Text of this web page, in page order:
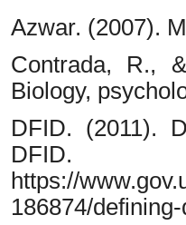
Azwar. (2007).
Contrada, R.,
Biology,
DFID. (2011).
DFID.
https://
186874/